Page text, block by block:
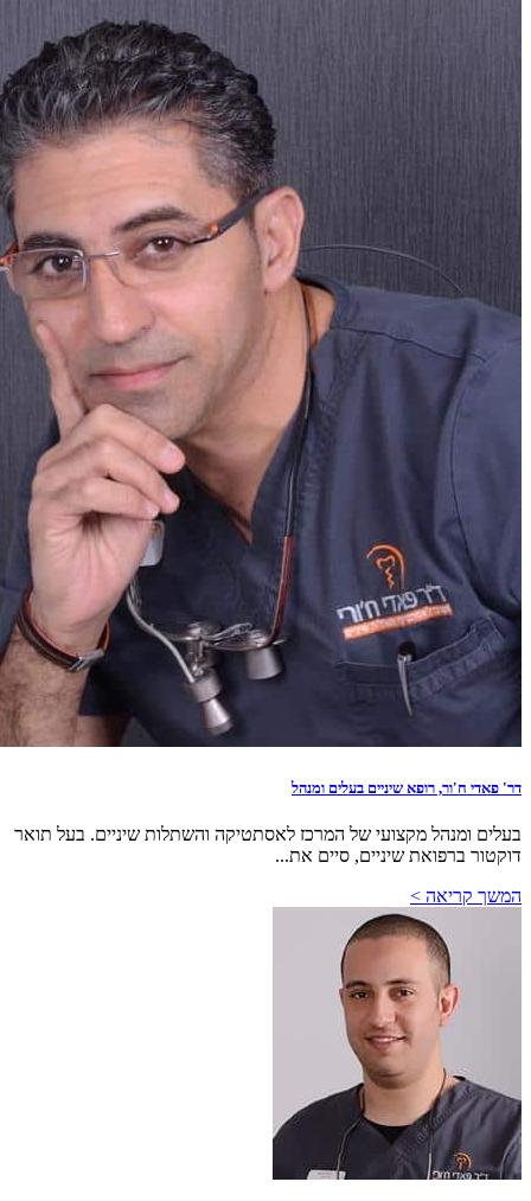
דר' פאדי ח'ור, רופא שיניים בעלים ומנהל
בעלים ומנהל מקצועי של המרכז לאסתטיקה והשתלות שיניים. בעל תואר
דוקטור ברפואת שיניים, סיים את...
המשך קריאה >